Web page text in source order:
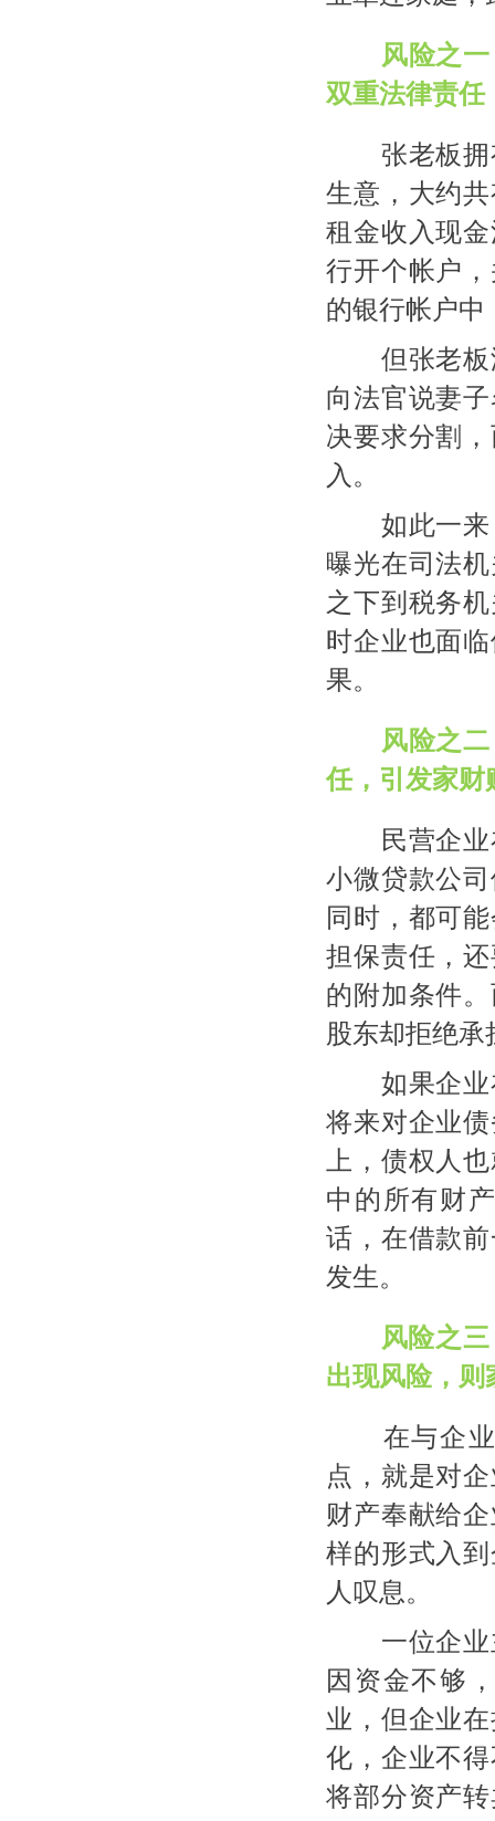
风险之
双重法律责任
张老板拥有
生意，大约
租金收入现
行开个帐户
的银行帐户中
但张老板没
向法官说妻
决要求分割
入。
如此一来，
曝光在司法
之下到税务
时企业也面
果。
风险之
任，引发家财
民营企业在
小微贷款公
同时，都可
担保责任，
的附加条件
股东却拒绝
如果企业在
将来对企业
上，债权人
中的所有财
话，在借款
发生。
风险之三
出现风险，则
在与企业
点，就是对
财产奉献给
样的形式入
人叹息。
一位企业主
因资金不够
业，但企业
化，企业不
将部分资产